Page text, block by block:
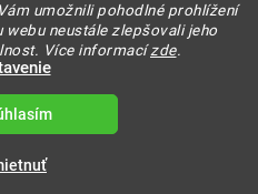
umožnili pohodlné prohlížení
webu neustále zlepšovali jeho
Více informacízde.
s.r.o. | IRT
nastavenie cookies